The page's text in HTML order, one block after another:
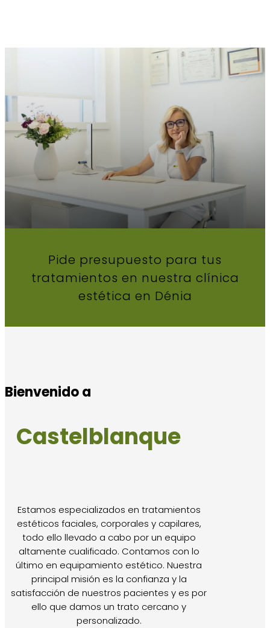
Pide presupuesto para tus
tratamientos en nuestra clínica
estética en Dénia
Bienvenido a
Castelblanque
Estamos especializados en tratamientos
estéticos faciales, corporales y capilares,
todo ello llevado a cabo por un equipo
altamente cualificado. Contamos con lo
último en equipamiento estético. Nuestra
principal misión es la confianza y la
satisfacción de nuestros pacientes y es por
ello que damos un trato cercano y
personalizado.